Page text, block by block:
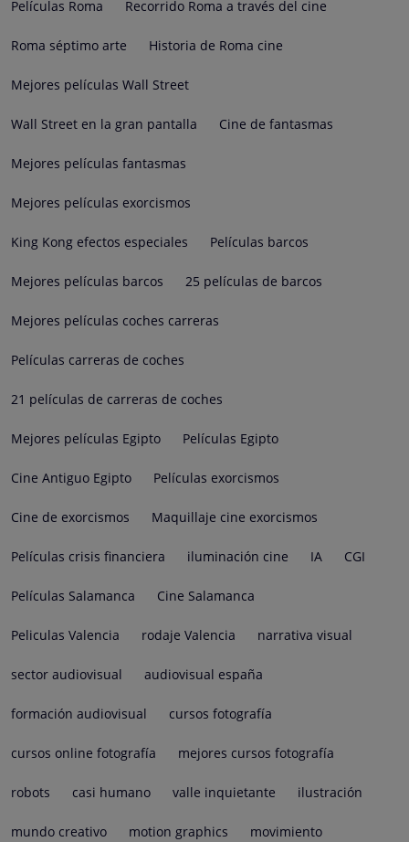
Películas Roma Recorrido Roma a través del cine
Roma séptimo arte Historia de Roma cine
Mejores películas Wall Street
Wall Street en la gran pantalla Cine de fantasmas
Mejores películas fantasmas
Mejores películas exorcismos
King Kong efectos especiales Películas barcos
Mejores películas barcos 25 películas de barcos
Mejores películas coches carreras
Películas carreras de coches
21 películas de carreras de coches
Mejores películas Egipto Películas Egipto
Cine Antiguo Egipto Películas exorcismos
Cine de exorcismos Maquillaje cine exorcismos
Películas crisis financiera iluminación cine IA CGI
Películas Salamanca Cine Salamanca
Peliculas Valencia rodaje Valencia narrativa visual
sector audiovisual audiovisual españa
formación audiovisual cursos fotografía
cursos online fotografía mejores cursos fotografía
robots casi humano valle inquietante ilustración
mundo creativo motion graphics movimiento